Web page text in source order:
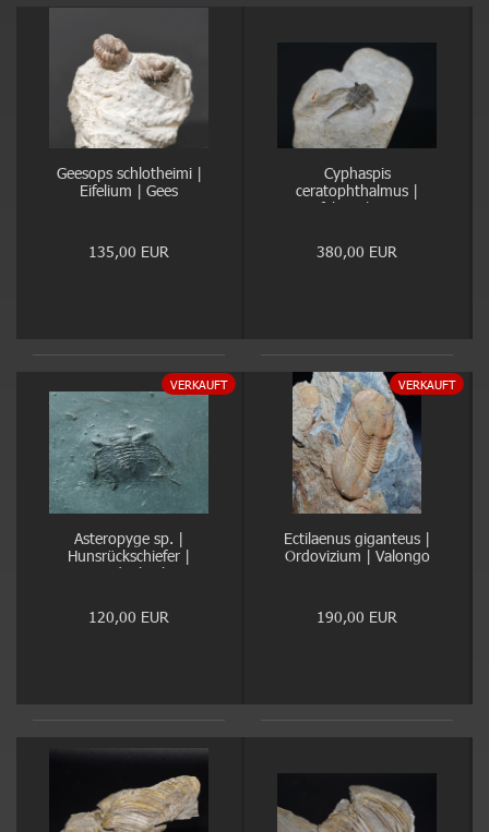
Geesops schlotheimi |
Eifelium | Gees
135,00 EUR
Cyphaspis
ceratophthalmus |
Eifelium | Gees
380,00 EUR
VERKAUFT
Asteropyge sp. |
Hunsrückschiefer |
Bundenbach
120,00 EUR
VERKAUFT
Ectilaenus giganteus |
Ordovizium | Valongo
190,00 EUR